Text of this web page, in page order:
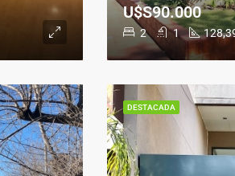
2 1
U$S90.000
DESTACADA